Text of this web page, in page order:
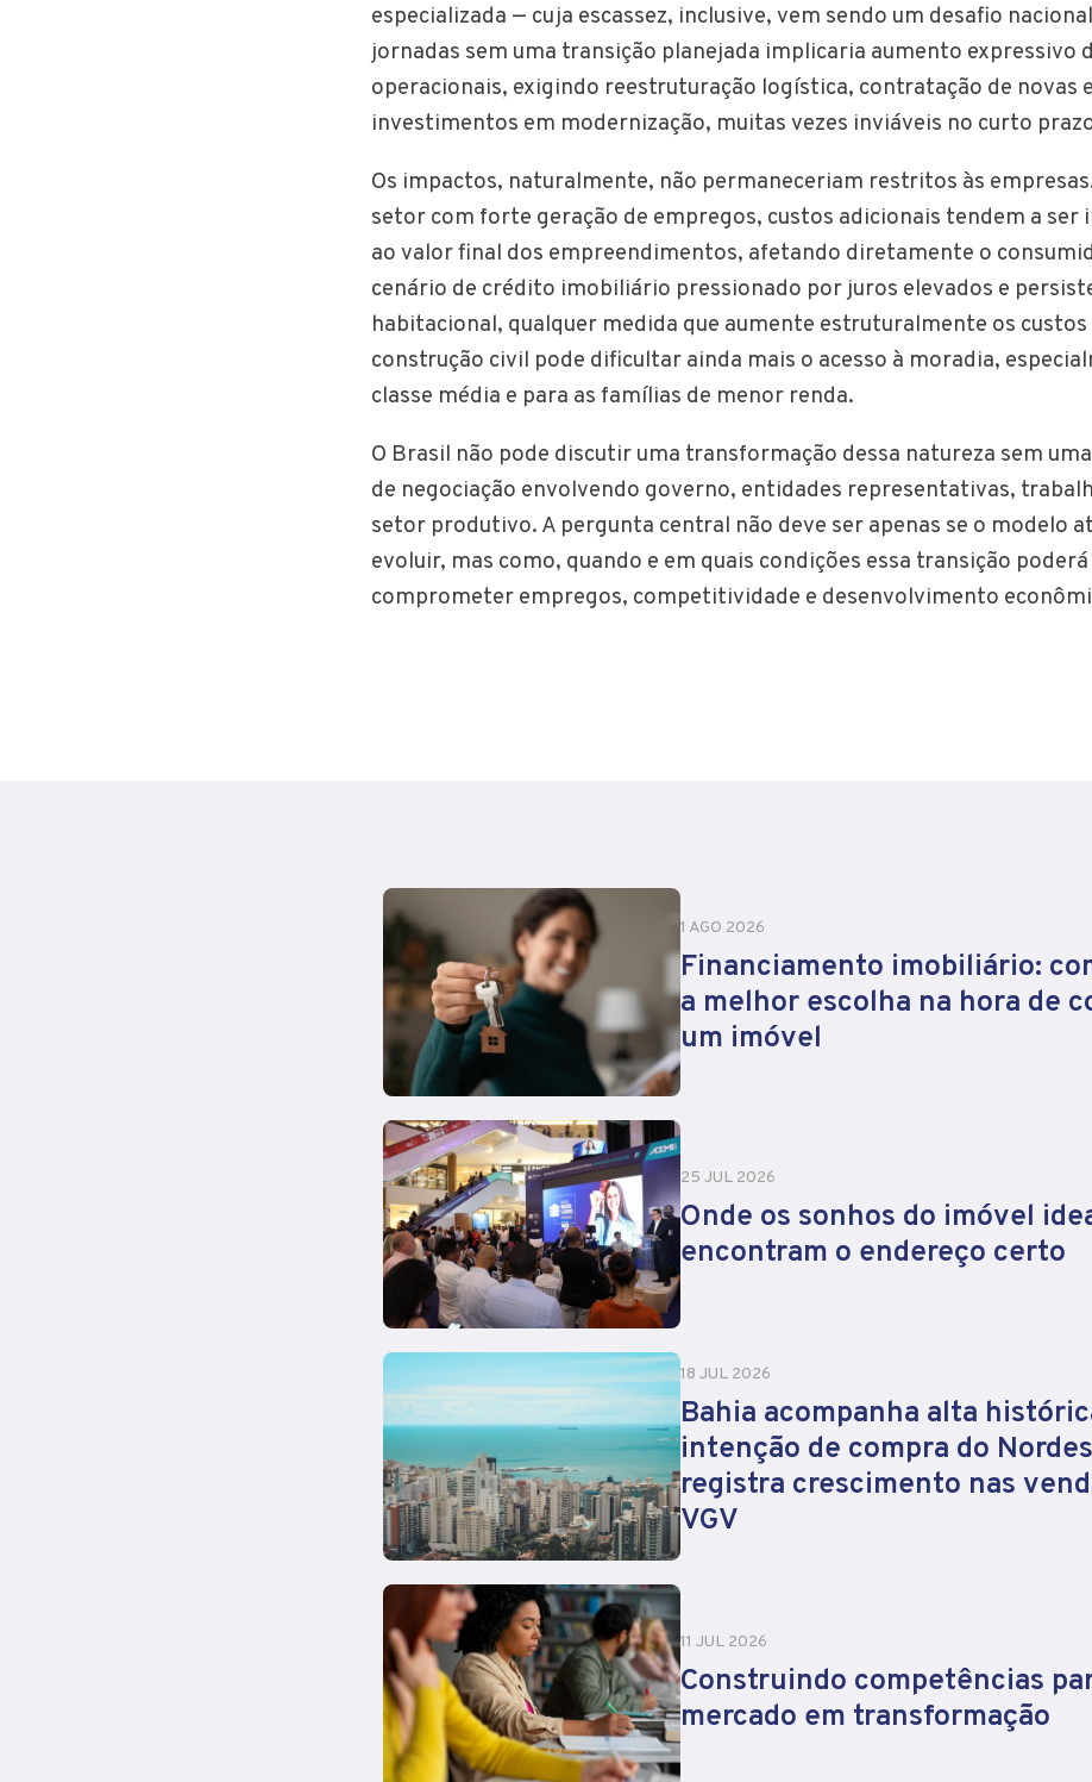
especializada — cuja escassez, inclusive, vem sendo um desafio
jornadas sem uma transição planejada implicaria aumento expressivo
operacionais, exigindo reestruturação logística, contratação de novas
investimentos em modernização, muitas vezes inviáveis no curto
Os impactos, naturalmente, não permaneceriam restritos às
setor com forte geração de empregos, custos adicionais tendem a ser
ao valor final dos empreendimentos, afetando diretamente o
cenário de crédito imobiliário pressionado por juros elevados e
habitacional, qualquer medida que aumente estruturalmente os custos
construção civil pode dificultar ainda mais o acesso à moradia,
classe média e para as famílias de menor renda.
O Brasil não pode discutir uma transformação dessa natureza sem
de negociação envolvendo governo, entidades representativas,
setor produtivo. A pergunta central não deve ser apenas se o modelo
evoluir, mas como, quando e em quais condições essa transição
comprometer empregos, competitividade e desenvolvimento
1 AGO 2026
Financiamento imobiliário:
a melhor escolha na hora de
um imóvel
25 JUL 2026
Onde os sonhos do imóvel
encontram o endereço certo
18 JUL 2026
Bahia acompanha alta
intenção de compra do
registra crescimento nas
VGV
11 JUL 2026
Construindo competências
mercado em transformação